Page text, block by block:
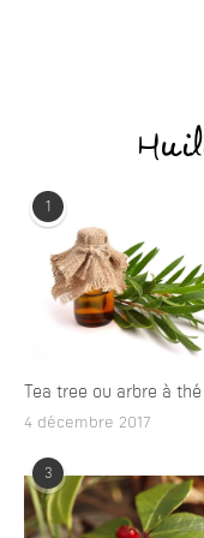
1
Tea tree ou arbre à thé
4 décembre 2017
3